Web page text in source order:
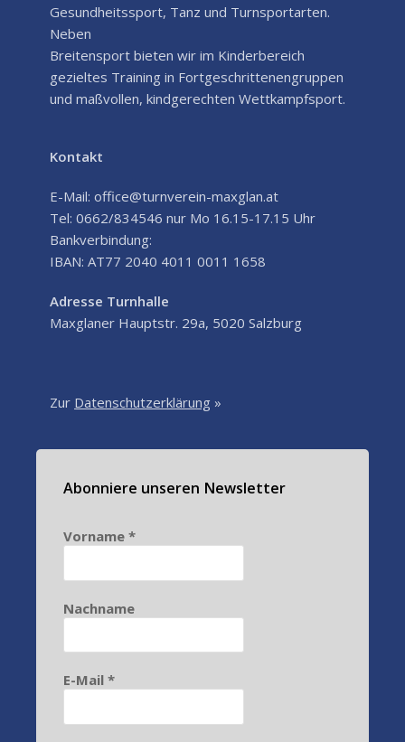
Gesundheitssport, Tanz und Turnsportarten.
Neben
Breitensport bieten wir im Kinderbereich
gezieltes Training in Fortgeschrittenengruppen
und maßvollen, kindgerechten Wettkampfsport.
Kontakt
E-Mail: office@turnverein-maxglan.at
Tel: 0662/834546 nur Mo 16.15-17.15 Uhr
Bankverbindung:
IBAN: AT77 2040 4011 0011 1658
Adresse Turnhalle
Maxglaner Hauptstr. 29a, 5020 Salzburg
Zur Datenschutzerklärung »
Abonniere unseren Newsletter
Vorname *
Nachname
E-Mail *